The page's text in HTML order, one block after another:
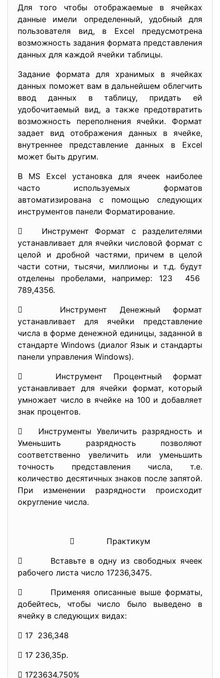
Для того чтобы отображаемые в ячейках
данные имели определенный, удобный для
пользователя вид, в Excel предусмотрена
возможность задания формата представления
данных для каждой ячейки таблицы.
Задание формата для хранимых в ячейках
данных поможет вам в дальнейшем облегчить
ввод данных в таблицу, придать ей
удобочитаемый вид, а также предотвратить
возможность переполнения ячейки. Формат
задает вид отображения данных в ячейке,
внутреннее представление данных в Excel
может быть другим.
В MS Excel установка для ячеек наиболее
часто используемых форматов
автоматизирована с помощью следующих
инструментов панели Форматирование.
 Инструмент Формат с разделителями
устанавливает для ячейки числовой формат с
целой и дробной частями, причем в целой
части сотни, тысячи, миллионы и т.д. будут
отделены пробелами, например: 123 456
789,4356.
 Инструмент Денежный формат
устанавливает для ячейки представление
числа в форме денежной единицы, заданной в
стандарте Windows (диалог Язык и стандарты
панели управления Windows).
 Инструмент Процентный формат
устанавливает для ячейки формат, который
умножает число в ячейке на 100 и добавляет
знак процентов.
 Инструменты Увеличить разрядность и
Уменьшить разрядность позволяют
соответственно увеличить или уменьшить
точность представления числа, т.е.
количество десятичных знаков после запятой.
При изменении разрядности происходит
округление числа.
 Практикум
 Вставьте в одну из свободных ячеек
рабочего листа число 17236,3475.
 Применяя описанные выше форматы,
добейтесь, чтобы число было выведено в
ячейку в следующих видах:
 17 236,348
 17 236,35р.
 1723634,750%